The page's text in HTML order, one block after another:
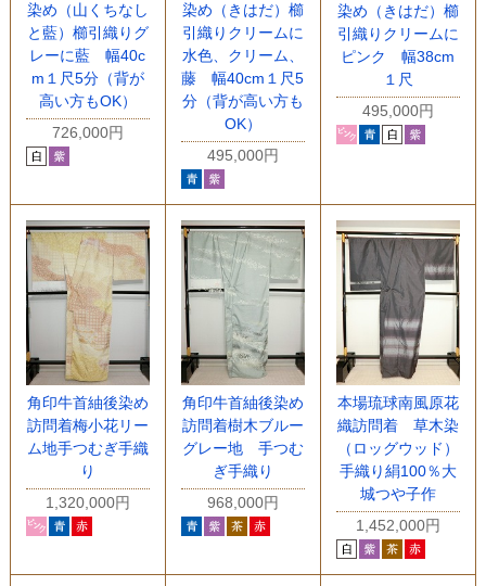
染め（山くちなし
と藍）櫛引織りグ
レーに藍 幅40c
m１尺5分（背が
高い方もOK）
726,000円
染め（きはだ）櫛
引織りクリームに
水色、クリーム、
藤 幅40cm１尺5
分（背が高い方も
OK）
495,000円
染め（きはだ）櫛
引織りクリームに
ピンク 幅38cm
１尺
495,000円
角印牛首紬後染め
訪問着梅小花リー
ム地手つむぎ手織
り
1,320,000円
角印牛首紬後染め
訪問着樹木ブルー
グレー地 手つむ
ぎ手織り
968,000円
本場琉球南風原花
織訪問着 草木染
（ロッグウッド）
手織り絹100％大
城つや子作
1,452,000円